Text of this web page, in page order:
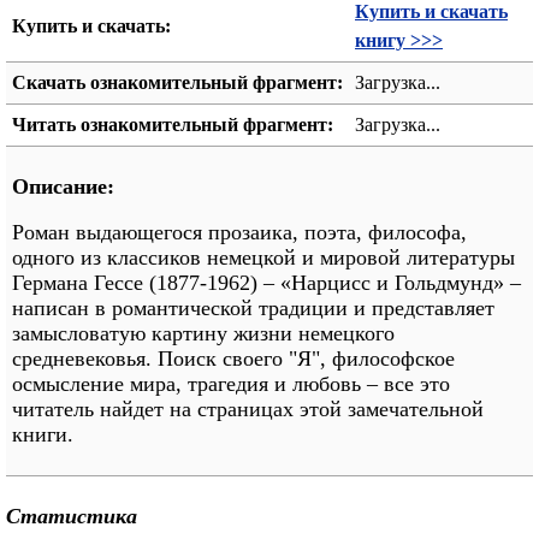
Купить и скачать:
Купить и скачать
книгу >>>
Скачать ознакомительный фрагмент: Загрузка...
Читать ознакомительный фрагмент: Загрузка...
Описание:
Роман выдающегося прозаика, поэта, философа,
одного из классиков немецкой и мировой литературы
Германа Гессе (1877-1962) – «Нарцисс и Гольдмунд» –
написан в романтической традиции и представляет
замысловатую картину жизни немецкого
средневековья. Поиск своего "Я", философское
осмысление мира, трагедия и любовь – все это
читатель найдет на страницах этой замечательной
книги.
Статистика